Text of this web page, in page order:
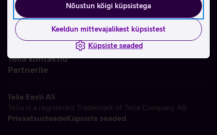
Nõustun kõigi küpsistega
Keeldun mittevajalikest küpsistest
Küpsiste seaded
Telia kontaktid
Partnerile
Telia Eesti AS
Telia is a registered Trademark of Telia Company AB
PrivaatsusteadeKüpsiste seaded